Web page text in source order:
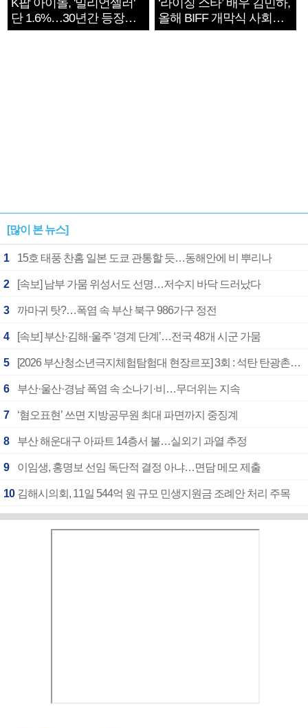
K팝 아이돌, '밀리언셀러'
단 1.6%…30년간 등장
1182개팀 전수조사
‘라이징 스타’ 배우 김민하,
올해 BIFF 개막식 사회자
확정
[많이 본 뉴스]
1 15호 태풍 찬홈 일본 도쿄 관통할 듯…동해안에 비 뿌리나
2 [속보] 남부 가뭄 위성서도 선명…저수지 바닥 드러났다
3 까마귀 탓?…폭염 속 부산 북구 986가구 정전
4 [속보] 부산·김해·울주 ‘경계 단계’…전국 48개 시군 가뭄
5 [2026 부산청소년극지체험탐험대 현장르포] 3회 : 석탄 탄광촌에서 북극 연구의 중심지로
6 부산·울산·경남 폭염 속 소나기·비…무더위는 지속
7 ‘혐오표현’ 쓰면 지방공무원 최대 파면까지 중징계
8 부산 해운대구 아파트 14층서 불…실외기 과열 추정
9 이임생, 홍명보 선임 독단적 결정 아냐…면담 메모 제출
10 김해시의회, 11일 544억 원 규모 민생지원금 조례안 처리 주목